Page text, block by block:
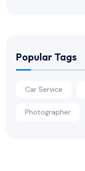
Popular Tags
Car Service
Photographer